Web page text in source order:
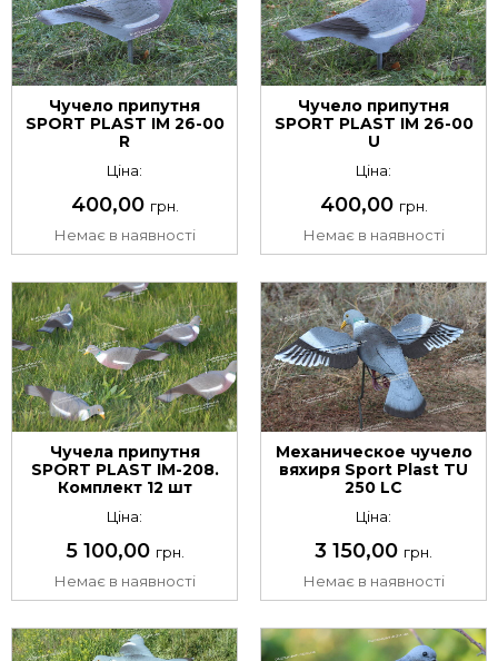
Чучело припутня
SPORT PLAST IM 26-00
R
Ціна:
400,00 грн.
Немає в наявності
Чучело припутня
SPORT PLAST IM 26-00
U
Ціна:
400,00 грн.
Немає в наявності
Чучела припутня
SPORT PLAST IM-208.
Комплект 12 шт
Ціна:
5 100,00 грн.
Немає в наявності
Механическое чучело
вяхиря Sport Plast TU
250 LC
Ціна:
3 150,00 грн.
Немає в наявності